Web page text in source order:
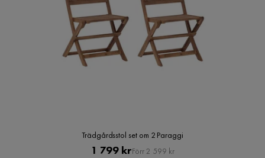
Trädgårdsstol set om 2 Paraggi
Pris
1 799 krOriginal
Förr 2 599 kr